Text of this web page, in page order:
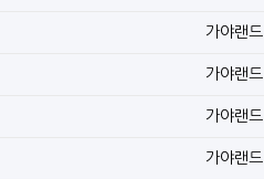
가야랜드
가야랜드
가야랜드
가야랜드